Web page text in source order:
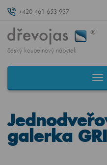
+420 461 653 937
český koupelnový nábytek
galerka